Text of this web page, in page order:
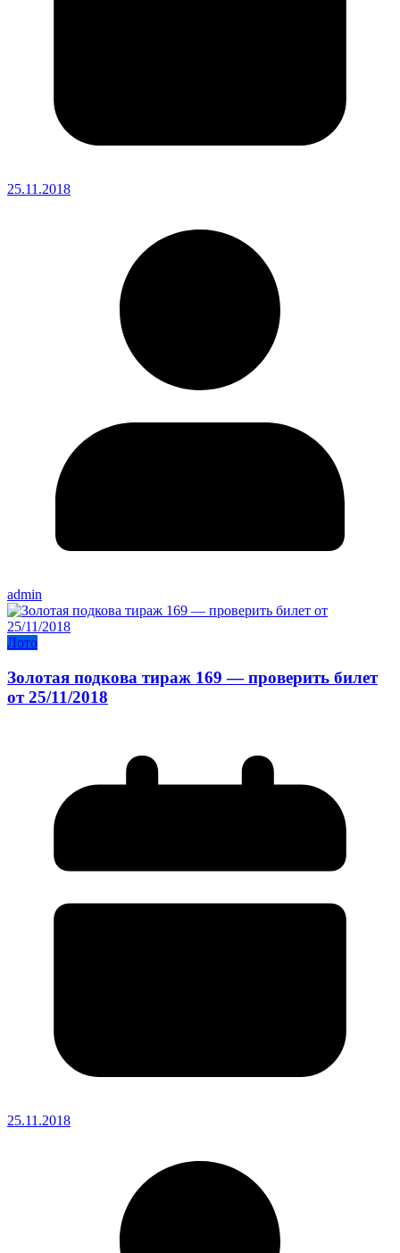
25.11.2018
admin
Лото
Золотая подкова тираж 169 — проверить билет
от 25/11/2018
25.11.2018